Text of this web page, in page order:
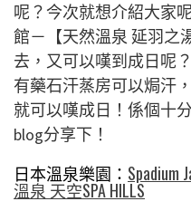
呢？今次就想介紹大家
館－【天然溫泉 延羽之
去，又可以嘆到成日呢
有藥石汗蒸房可以焗汗
就可以嘆成日！係個十
blog分享下！
日本溫泉樂園： Spadium
溫泉 天空SPA HILLS